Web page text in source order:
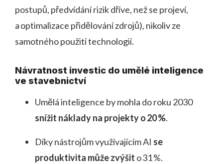
postupů, předvídání rizik dříve, než se projeví,
a optimalizace přidělování zdrojů), nikoliv ze
samotného použití technologií.
Návratnost investic do umělé inteligence
ve stavebnictví
Umělá inteligence by mohla do roku 2030
snížit náklady na projekty o 20 %.
Díky nástrojům využívajícím AI se
produktivita může zvýšit o 31 %.